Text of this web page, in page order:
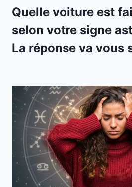
Quelle voiture est
selon votre signe
La réponse va vous